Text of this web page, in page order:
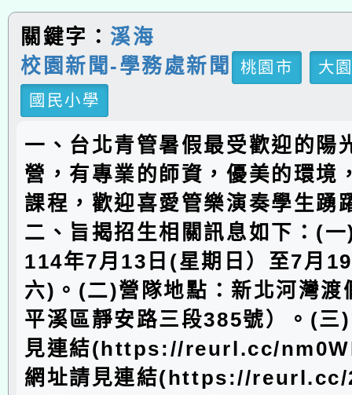
關鍵字： 溪海
校園新聞-學務處新聞
桃園市
大
國民小學
一、台北青管暑假最受歡迎的陽
營，有專業的師資，優美的環境
課程，歡迎喜愛管樂演奏學生踴
二、旨揭招生相關訊息如下：(
114年7月13日(星期日）至7月
六)。(二)營隊地點：新北河灣渡
平溪區靜安路三段385號）。(三
見連結(https://reurl.cc/
網址請見連結(https://reurl.cc/